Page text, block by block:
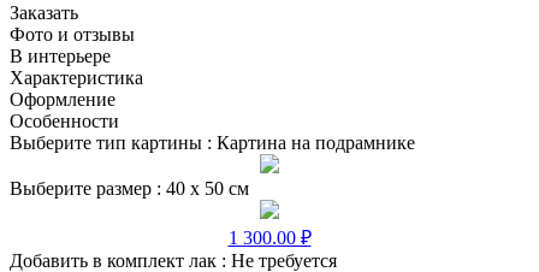
Заказать
Фото и отзывы
В интерьере
Характеристика
Оформление
Особенности
Выберите тип картины : Картина на подрамнике
Выберите размер : 40 х 50 см
1 300.00 ₽
Добавить в комплект лак : Не требуется